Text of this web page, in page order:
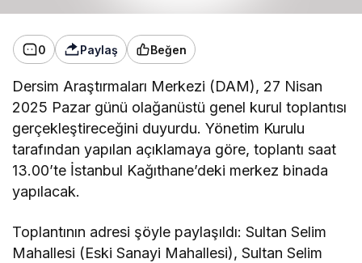
0 Paylaş Beğen
Dersim Araştırmaları Merkezi (DAM), 27 Nisan
2025 Pazar günü olağanüstü genel kurul toplantısı
gerçekleştireceğini duyurdu. Yönetim Kurulu
tarafından yapılan açıklamaya göre, toplantı saat
13.00’te İstanbul Kağıthane’deki merkez binada
yapılacak.
Toplantının adresi şöyle paylaşıldı: Sultan Selim
Mahallesi (Eski Sanayi Mahallesi), Sultan Selim